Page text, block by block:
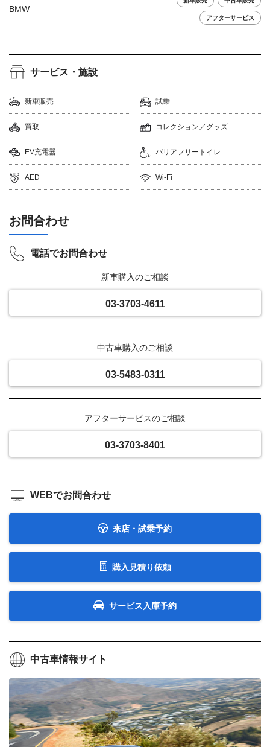
BMW
アフターサービス
サービス・施設
新車販売 試乗
買取 コレクション／グッズ
EV充電器 バリアフリートイレ
AED Wi-Fi
お問合わせ
電話でお問合わせ
新車購入のご相談
03-3703-4611
中古車購入のご相談
03-5483-0311
アフターサービスのご相談
03-3703-8401
WEBでお問合わせ
来店・試乗予約
購入見積り依頼
サービス入庫予約
中古車情報サイト